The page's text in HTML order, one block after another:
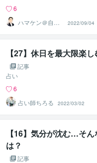
6
ハマケン＠自由A
I副業アカデミー
主宰
2022/09/04
【27】休日を最大限楽
記事
占い
6
占い師ちろる
2022/03/02
【16】気分が沈む…そ
は？
記事